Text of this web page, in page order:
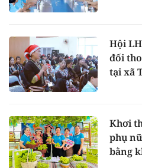
Hội
đối
tại xã
Khơi
phụ
bằng